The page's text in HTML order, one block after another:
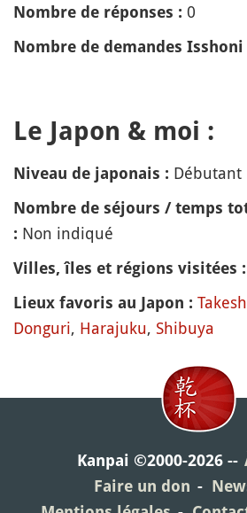
Nombre de réponses : 0
Nombre de demandes Isshoni
Le Japon & moi :
Niveau de japonais : Débutant
Nombre de séjours / temps
: Non indiqué
Villes, îles et régions visitées :
Lieux favoris au Japon :
Donguri, Harajuku, Shibuya
Kanpai ©2000-2026
Faire un don